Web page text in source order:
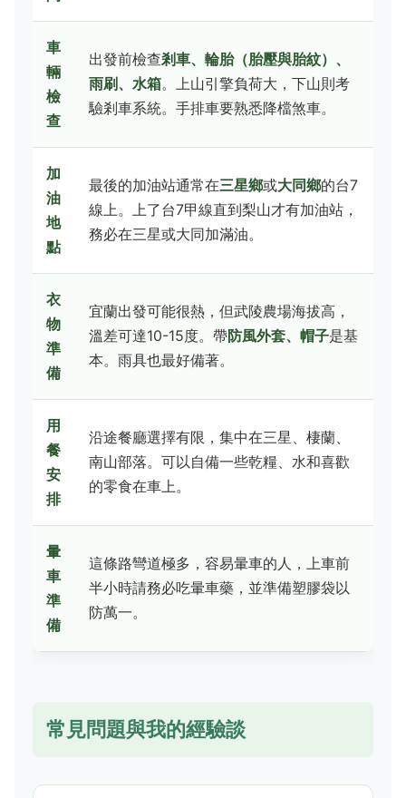
車
輛
檢
查
出發前檢查剎車、輪胎（胎壓與胎紋）、
雨刷、水箱。上山引擎負荷大，下山則考
驗剎車系統。手排車要熟悉降檔煞車。
加
油
地
點
最後的加油站通常在三星鄉或大同鄉的台7
線上。上了台7甲線直到梨山才有加油站，
務必在三星或大同加滿油。
衣
物
準
備
宜蘭出發可能很熱，但武陵農場海拔高，
溫差可達10-15度。帶防風外套、帽子是基
本。雨具也最好備著。
用
餐
安
排
沿途餐廳選擇有限，集中在三星、棲蘭、
南山部落。可以自備一些乾糧、水和喜歡
的零食在車上。
暈
車
準
備
這條路彎道極多，容易暈車的人，上車前
半小時請務必吃暈車藥，並準備塑膠袋以
防萬一。
常見問題與我的經驗談